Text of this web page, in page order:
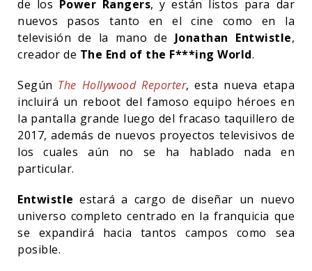
de los Power Rangers, y están listos para dar
nuevos pasos tanto en el cine como en la
televisión de la mano de Jonathan Entwistle,
creador de The End of the F***ing World.
Según The Hollywood Reporter, esta nueva etapa
incluirá un reboot del famoso equipo héroes en
la pantalla grande luego del fracaso taquillero de
2017, además de nuevos proyectos televisivos de
los cuales aún no se ha hablado nada en
particular.
Entwistle estará a cargo de diseñar un nuevo
universo completo centrado en la franquicia que
se expandirá hacia tantos campos como sea
posible.